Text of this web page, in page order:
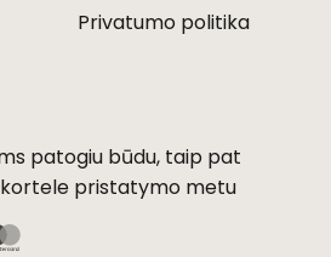
Privatumo politika
patogiu būdu, taip pat
pristatymo metu